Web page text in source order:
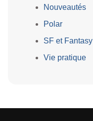
Nouveautés
Polar
SF et Fantasy
Vie pratique